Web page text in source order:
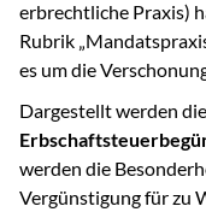
erbrechtliche Praxis)
Rubrik
es um die
Dargestellt werden die
werden die
Vergünstigung für zu